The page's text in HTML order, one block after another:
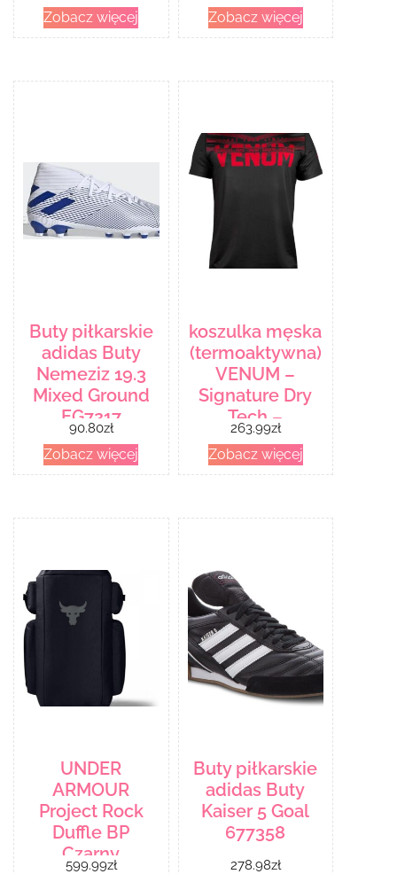
Zobacz więcej Zobacz więcej
Buty piłkarskie
adidas Buty
Nemeziz 19.3
Mixed Ground
EG7217
90.80zł
Zobacz więcej
koszulka męska
(termoaktywna)
VENUM –
Signature Dry
Tech –
Black/Red –
VENUM-03650-
100
263.99zł
Zobacz więcej
UNDER
ARMOUR
Project Rock
Duffle BP
Czarny
599.99zł
Buty piłkarskie
adidas Buty
Kaiser 5 Goal
677358
278.98zł